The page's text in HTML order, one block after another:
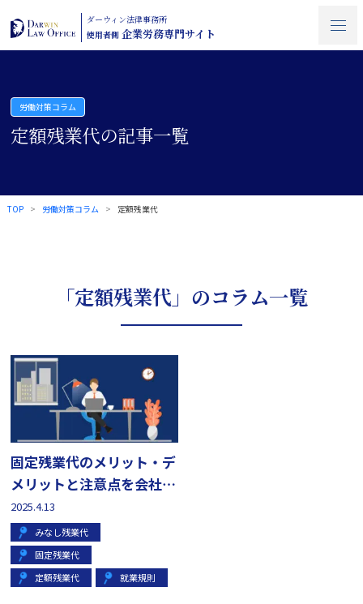
ダーウィン法律事務所
使用者側 企業労務専門サイト
労働対策コラム
定額残業代の記事一覧
TOP 労働対策コラム 定額残業代
「定額残業代」のコラム一覧
固定残業代のメリット・デ
メリットと注意点を会社側
弁護士が解説
2025.4.13
みなし残業代
固定残業代
定額残業代
就業規則